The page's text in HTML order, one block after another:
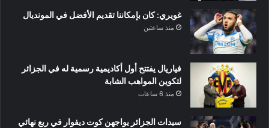
غويري: كان بإمكاننا تقديم الأفضل في المونديال
منذ ساعتين
فياريال يفتتح أول أكاديمية رسمية له في الجزائر
لتكوين المواهب الشابة
منذ 6 ساعات
سيدات الجزائر يواجهن كوت ديفوار في ربع نهائي